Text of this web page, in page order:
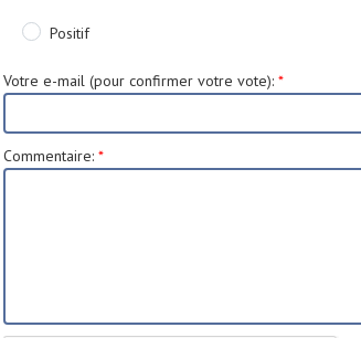
Positif
Votre e-mail (pour confirmer votre vote): *
Commentaire: *